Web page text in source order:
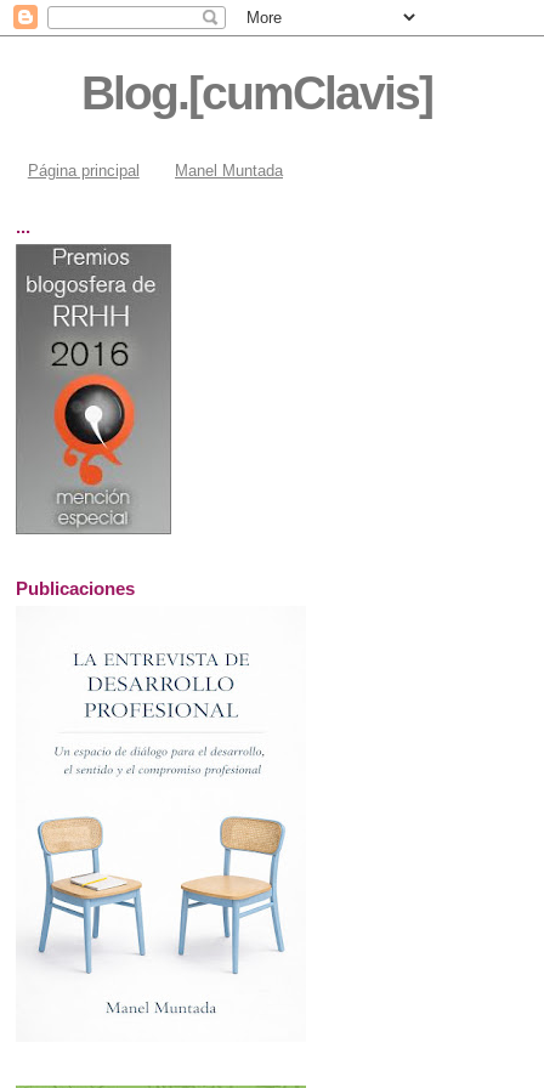
Blog.[cumClavis]
Página principal Manel Muntada
...
Publicaciones